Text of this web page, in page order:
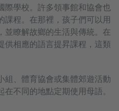
際學校。許多領事館和協會也
課程。在那裡，孩子們可以用
並瞭解故鄉的生活與傳統。在
供相應的語言提昇課程，這類
組、體育協會或集體郊遊活動
不同的地點定期使用母語。